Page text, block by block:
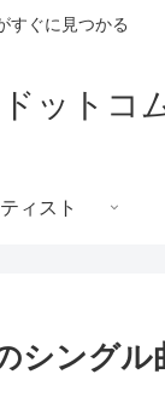
すぐに見つかる
ットコ
ィスト
シングル